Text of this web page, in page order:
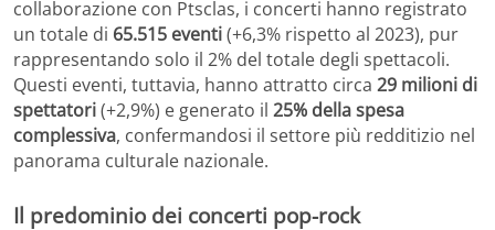
collaborazione con Ptsclas, i concerti hanno registrato
un totale di 65.515 eventi(+6,3% rispetto al 2023), pur
rappresentando solo il 2% del totale degli spettacoli.
Questi eventi, tuttavia, hanno attratto circa 29 milioni di
spettatori(+2,9%) e generato il 25% della spesa
complessiva, confermandosi il settore più redditizio nel
panorama culturale nazionale.
Il predominio dei concerti pop-rock